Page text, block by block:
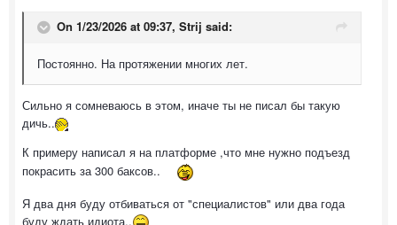
On 1/23/2026 at 09:37, Strij said:
Постоянно. На протяжении многих лет.
Сильно я сомневаюсь в этом, иначе ты не писал бы такую
дичь..
К примеру написал я на платформе ,что мне нужно подъезд
покрасить за 300 баксов..
Я два дня буду отбиваться от "специалистов" или два года
буду ждать идиота..